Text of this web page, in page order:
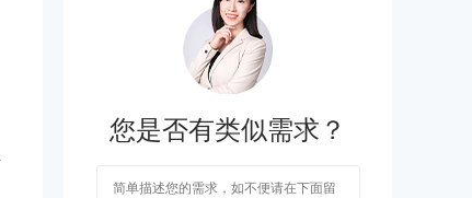
您是否有类似需求？